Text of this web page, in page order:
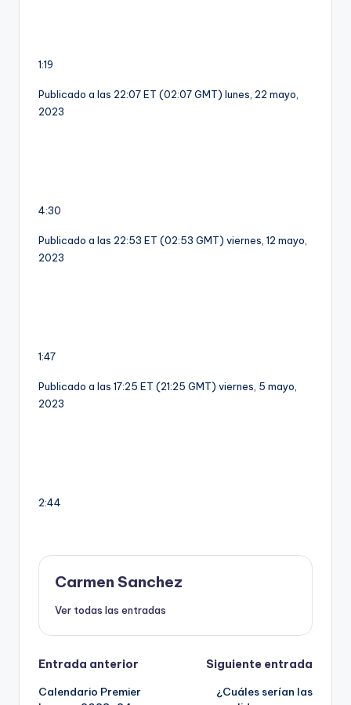
1:19
Publicado a las 22:07 ET (02:07 GMT) lunes, 22 mayo,
2023
4:30
Publicado a las 22:53 ET (02:53 GMT) viernes, 12 mayo,
2023
1:47
Publicado a las 17:25 ET (21:25 GMT) viernes, 5 mayo,
2023
2:44
Carmen Sanchez
Ver todas las entradas
Navegación
Entrada anterior
Calendario Premier
Siguiente entrada
¿Cuáles serían las